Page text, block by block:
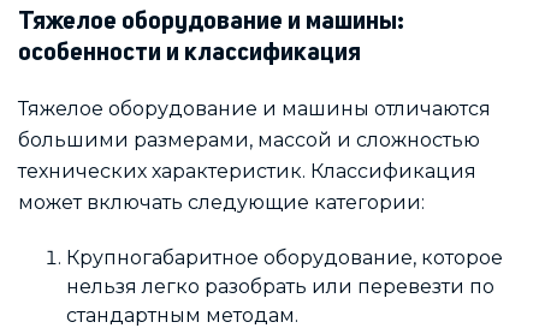
Тяжелое оборудование и машины:
особенности и классификация
Тяжелое оборудование и машины отличаются
большими размерами, массой и сложностью
технических характеристик. Классификация
может включать следующие категории:
Крупногабаритное оборудование, которое
нельзя легко разобрать или перевезти по
стандартным методам.